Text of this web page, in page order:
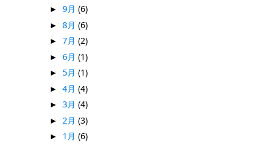
► 9月 (6)
► 8月 (6)
► 7月 (2)
► 6月 (1)
► 5月 (1)
► 4月 (4)
► 3月 (4)
► 2月 (3)
► 1月 (6)